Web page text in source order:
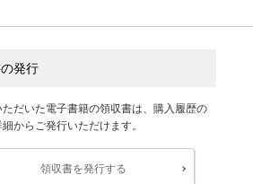
発行
ただいた電子書籍の領収書は、購入履歴の
からご発行いただけます。
領収書を発行する